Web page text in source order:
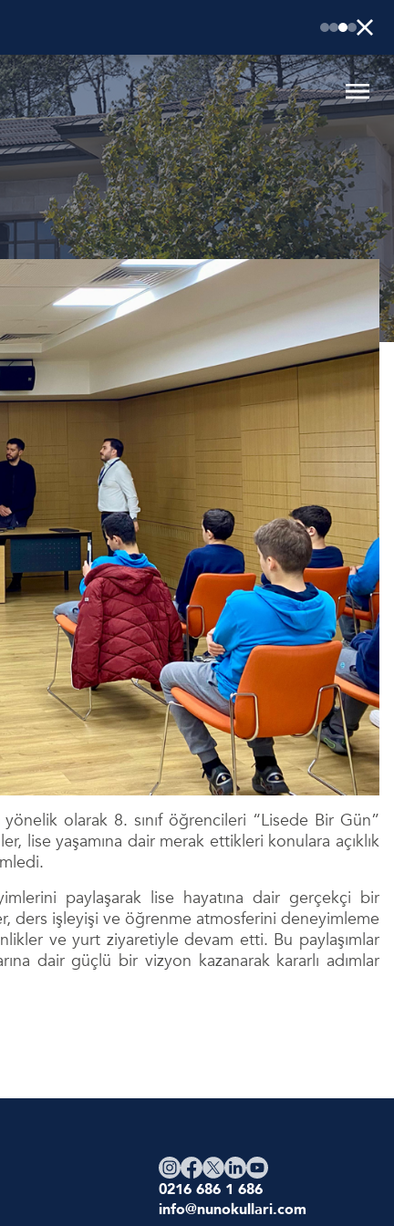
olarak 8. sınıf öğrencileri “Lisede Bir Gün”
lise yaşamına dair merak ettikleri konulara açıklık
paylaşarak lise hayatına dair gerçekçi bir
ders işleyişi ve öğrenme atmosferini deneyimleme
ve yurt ziyaretiyle devam etti. Bu paylaşımlar
dair güçlü bir vizyon kazanarak kararlı adımlar
0216 686 1 686
info@nunokullari.com